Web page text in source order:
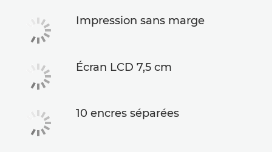
Impression sans marge
Écran LCD 7,5 cm
10 encres séparées